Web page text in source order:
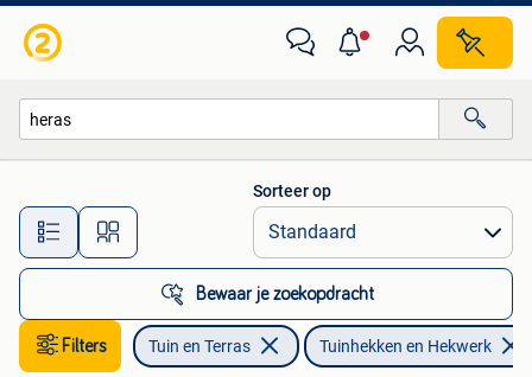
Alle afstanden…
Sorteer op
Bewaar je zoekopdracht
Filters Tuin en Terras Tuinhekken en Hekwerk